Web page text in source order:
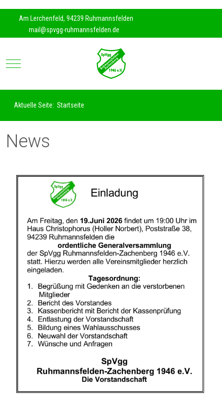
Am Lerchenfeld, 94239 Ruhmannsfelden
mail@spvgg-ruhmannsfelden.de
Mobile Menu Toggle
Aktuelle Seite: Startseite
News